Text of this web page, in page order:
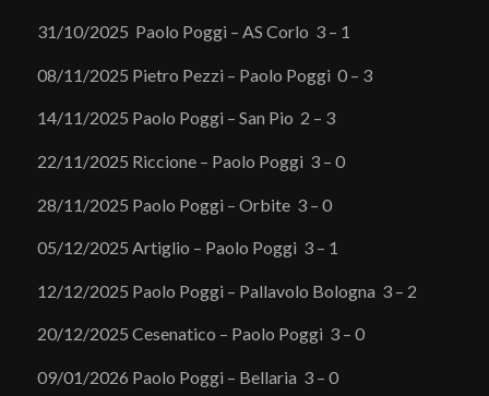
31/10/2025 Paolo Poggi – AS Corlo 3 – 1
08/11/2025 Pietro Pezzi – Paolo Poggi 0 – 3
14/11/2025 Paolo Poggi – San Pio 2 – 3
22/11/2025 Riccione – Paolo Poggi 3 – 0
28/11/2025 Paolo Poggi – Orbite 3 – 0
05/12/2025 Artiglio – Paolo Poggi 3 – 1
12/12/2025 Paolo Poggi – Pallavolo Bologna 3 – 2
20/12/2025 Cesenatico – Paolo Poggi 3 – 0
09/01/2026 Paolo Poggi – Bellaria 3 – 0